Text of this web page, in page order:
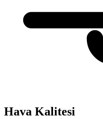
Hava Kalitesi